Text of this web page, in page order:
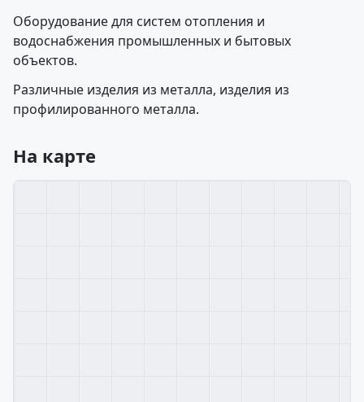
Оборудование для систем отопления и
водоснабжения промышленных и бытовых
объектов.
Различные изделия из металла, изделия из
профилированного металла.
На карте